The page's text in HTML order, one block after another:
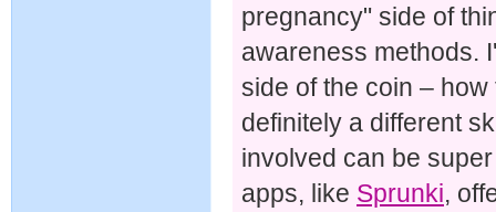
pregnancy" side of
awareness methods.
side of the coin –
definitely a different
involved can be
apps, like Sprunki,